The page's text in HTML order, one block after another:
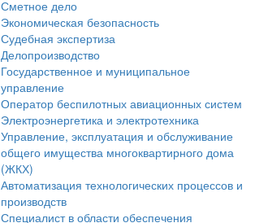
Сметное дело
Экономическая безопасность
Судебная экспертиза
Делопроизводство
Государственное и муниципальное
управление
Оператор беспилотных авиационных систем
Электроэнергетика и электротехника
Управление, эксплуатация и обслуживание
общего имущества многоквартирного дома
(ЖКХ)
Автоматизация технологических процессов и
производств
Специалист в области обеспечения